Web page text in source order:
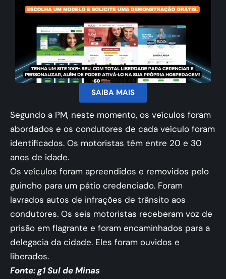
SAIBA MAIS
Segundo a PM, neste momento, os veículos foram
abordados e os condutores de cada veículo foram
identificados. Os motoristas têm entre 20 e 30
anos de idade.
Os veículos foram apreendidos e removidos pelo
guincho para um pátio credenciado. Foram
lavrados autos de infrações de trânsito aos
condutores. Os seis motoristas receberam voz de
prisão em flagrante e foram encaminhados para a
delegacia da cidade. Eles foram ouvidos e
liberados.
Fonte: g1 Sul de Minas